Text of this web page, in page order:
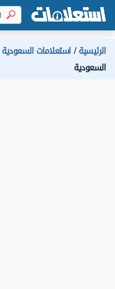
الرئيسية استعلامات السعودية
السعودية